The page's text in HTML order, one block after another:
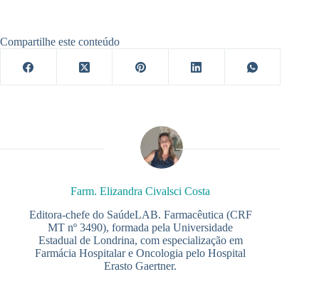
Compartilhe este conteúdo
Farm. Elizandra Civalsci Costa
Editora-chefe do SaúdeLAB. Farmacêutica (CRF
MT nº 3490), formada pela Universidade
Estadual de Londrina, com especialização em
Farmácia Hospitalar e Oncologia pelo Hospital
Erasto Gaertner.